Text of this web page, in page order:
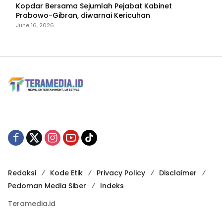
Kopdar Bersama Sejumlah Pejabat Kabinet
Prabowo-Gibran, diwarnai Kericuhan
June 16, 2026
Redaksi Kode Etik Privacy Policy
Disclaimer
Pedoman Media Siber
Indeks
Teramedia.id